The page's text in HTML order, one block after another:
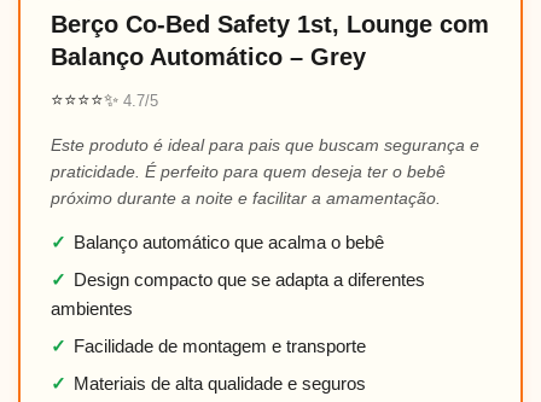
Berço Co-Bed Safety 1st, Lounge com
Balanço Automático – Grey
⭐⭐⭐⭐✨ 4.7/5
Este produto é ideal para pais que buscam segurança e
praticidade. É perfeito para quem deseja ter o bebê
próximo durante a noite e facilitar a amamentação.
✓ Balanço automático que acalma o bebê
✓ Design compacto que se adapta a diferentes
ambientes
✓ Facilidade de montagem e transporte
✓ Materiais de alta qualidade e seguros